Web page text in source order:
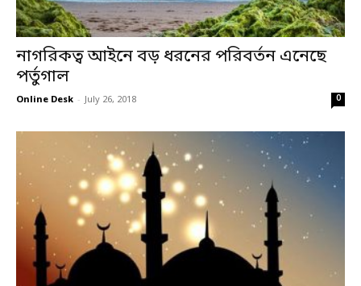
নাগরিকত্ব আইনে বড় ধরনের পরিবর্তন এনেছে
পর্তুগাল
Online Desk - July 26, 2018 0